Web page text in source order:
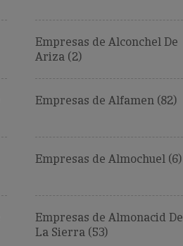
Empresas de Alconchel De
Ariza (2)
Empresas de Alfamen (82)
Empresas de Almochuel (6)
Empresas de Almonacid De
La Sierra (53)